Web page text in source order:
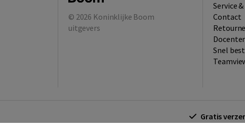
© 2026 Koninklijke Boom
uitgevers
Service
Contact
Snel
Gratis